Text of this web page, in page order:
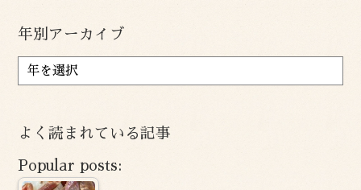
年別アーカイブ
ア
ー
ブ
よく読まれている記事
Popular posts: